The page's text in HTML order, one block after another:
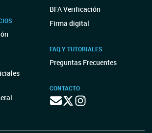
BFA Verificación
Firma digital
FAQ Y TUTORIALES
Preguntas Frecuentes
CONTACTO